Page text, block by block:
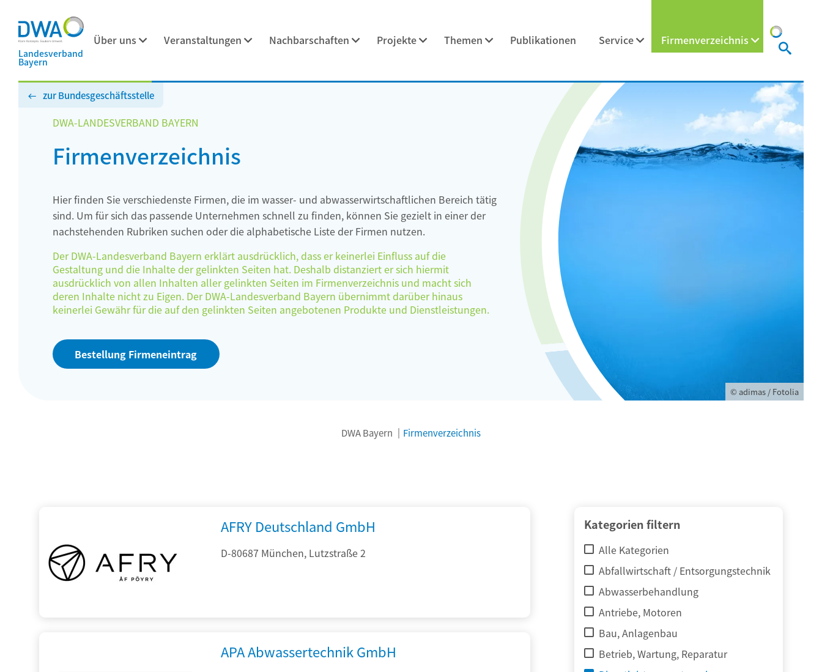
Landesverband
Bayern
Über uns Veranstaltungen Nachbarschaften Projekte Themen Publikationen Service Firmenverzeichnis
zur Bundesgeschäftsstelle
DWA-LANDESVERBAND BAYERN
Firmenverzeichnis
Hier finden Sie verschiedenste Firmen, die im wasser- und abwasserwirtschaftlichen Bereich tätig
sind. Um für sich das passende Unternehmen schnell zu finden, können Sie gezielt in einer der
nachstehenden Rubriken suchen oder die alphabetische Liste der Firmen nutzen.
Der DWA-Landesverband Bayern erklärt ausdrücklich, dass er keinerlei Einfluss auf die
Gestaltung und die Inhalte der gelinkten Seiten hat. Deshalb distanziert er sich hiermit
ausdrücklich von allen Inhalten aller gelinkten Seiten im Firmenverzeichnis und macht sich
deren Inhalte nicht zu Eigen. Der DWA-Landesverband Bayern übernimmt darüber hinaus
keinerlei Gewähr für die auf den gelinkten Seiten angebotenen Produkte und Dienstleistungen.
Bestellung Firmeneintrag
© adimas / Fotolia
DWA Bayern Firmenverzeichnis
Kategorien filtern
Alle Kategorien
Abfallwirtschaft / Entsorgungstechnik
Abwasserbehandlung
Antriebe, Motoren
Bau, Anlagenbau
Betrieb, Wartung, Reparatur
AFRY Deutschland GmbH
D-80687 München, Lutzstraße 2
APA Abwassertechnik GmbH